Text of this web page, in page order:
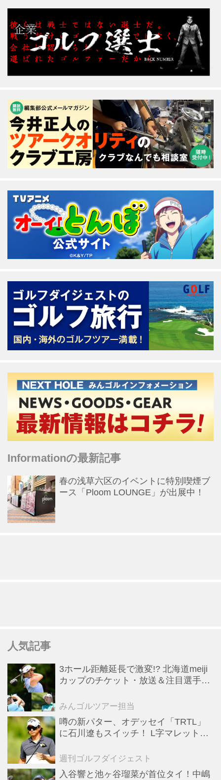
Informationの最新記事
春の浅草六区のイベントに特別喫煙ブ
ース「Ploom LOUNGE」が出展中！
人気記事
3ホール距離延長で激変!? 北海道meiji
カップのチケット・放送＆注目選手ま
ド】
みんゴルツアー担当
噂の新パター、オデッセイ「TRTL」
に石川遼もスイッチ！ L字マレットか
週刊ゴルフダイジェスト
入谷響と池ヶ谷瑠菜が首位タイ！中嶋